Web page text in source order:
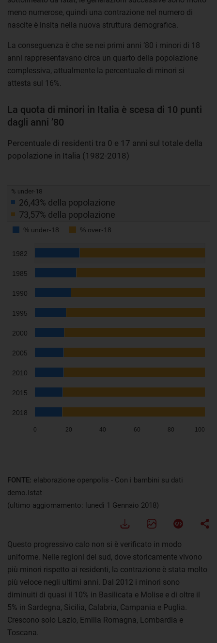
meno numerose, quindi una contrazione nel numero di
nascite è insita nella nuova struttura demografica.
La conseguenza è che se nei primi anni ’80 i minori di 18
anni rappresentavano circa un quarto della popolazione
complessiva, attualmente la percentuale di minori si
attesta sul 16%.
La quota di minori in Italia è scesa di 10 punti
dagli anni ’80
Percentuale di residenti tra 0 e 17 anni sul totale della
popolazione in Italia (1982-2018)
FONTE: elaborazione openpolis - Con i bambini su dati
demo.Istat
(ultimo aggiornamento: lunedì 1 Gennaio 2018)
Questo progressivo calo non si è verificato in modo
uniforme. Nelle regioni del sud, dove storicamente vivono
più minori rispetto ai residenti, la contrazione è stata molto
più veloce negli ultimi anni. Dal 2012 i minori sono
diminuiti di quasi il 10% in Basilicata e Molise e di oltre il
5% in Sardegna, Sicilia, Calabria, Campania e Puglia.
Crescono solo Lazio, Emilia Romagna, Lombardia e
Toscana.